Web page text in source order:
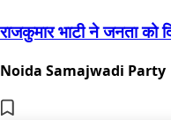
राजकुमार भाटी ने जनता को
Noida Samajwadi Party